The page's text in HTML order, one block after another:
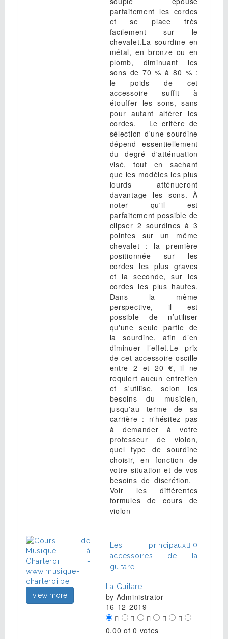
parfaitement les cordes
et se place très
facilement sur le
chevalet.La sourdine en
métal, en bronze ou en
plomb, diminuant les
sons de 70 % à 80 % :
le poids de cet
accessoire suffit à
étouffer les sons, sans
pour autant altérer les
cordes. Le critère de
sélection d'une sourdine
dépend essentiellement
du degré d'atténuation
visé, tout en sachant
que les modèles les plus
lourds atténueront
davantage les sons. À
noter qu'il est
parfaitement possible de
clipser 2 sourdines à 3
pointes sur un même
chevalet : la première
positionnée sur les
cordes les plus graves
et la seconde, sur les
cordes les plus hautes.
Dans la même
perspective, il est
possible de n’utiliser
qu'une seule partie de
la sourdine, afin d’en
diminuer l’effet.Le prix
de cet accessoire oscille
entre 2 et 20 €, il ne
requiert aucun entretien
et s'utilise, selon les
besoins du musicien,
jusqu'au terme de sa
carrière : n'hésitez pas
à demander à votre
professeur de violon,
quel type de sourdine
choisir, en fonction de
votre situation et de vos
besoins de discrétion.
Voir les différentes
formules de cours de
violon
view more
0
Les principaux
accessoires de la
guitare ...
La Guitare
by Administrator
16-12-2019
0.00 of 0 votes